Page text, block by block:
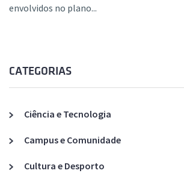
envolvidos no plano...
CATEGORIAS
Ciência e Tecnologia
Campus e Comunidade
Cultura e Desporto